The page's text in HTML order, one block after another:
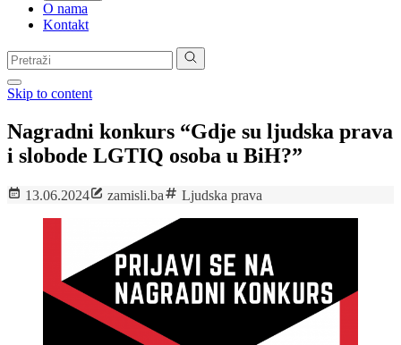
O nama
Kontakt
Pretraga:
Skip to content
Nagradni konkurs “Gdje su ljudska prava
i slobode LGTIQ osoba u BiH?”
13.06.2024 zamisli.ba Ljudska prava